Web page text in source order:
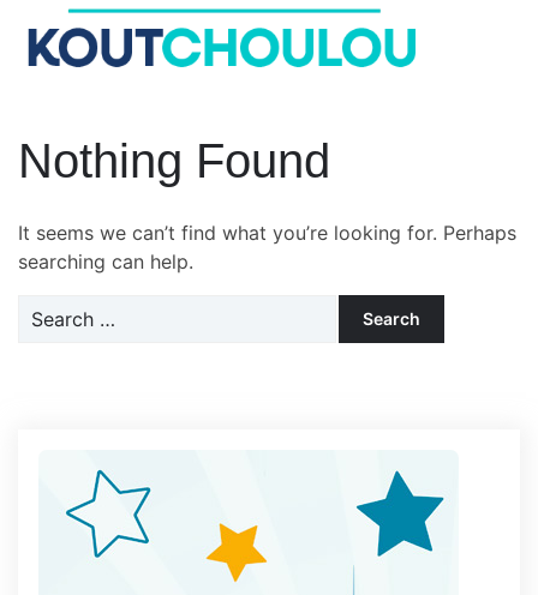
Enfance, Jeux, Puériculture…
Nothing Found
It seems we can’t find what you’re looking for. Perhaps
searching can help.
Search